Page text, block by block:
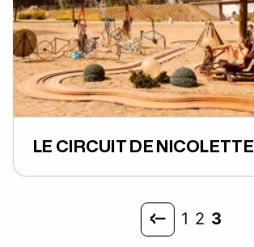
LE CIRCUIT DE NICOLETTE
1 2 3